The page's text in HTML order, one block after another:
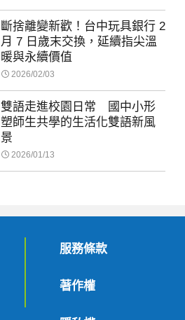
斷捨離變新歡！台中玩具銀行 2
月 7 日歲末交換，延續指尖溫
暖與永續價值
2026/02/03
雙語走進校園日常 國中小形
塑師生共學的生活化雙語新風
景
2026/01/13
服務條款
著作權